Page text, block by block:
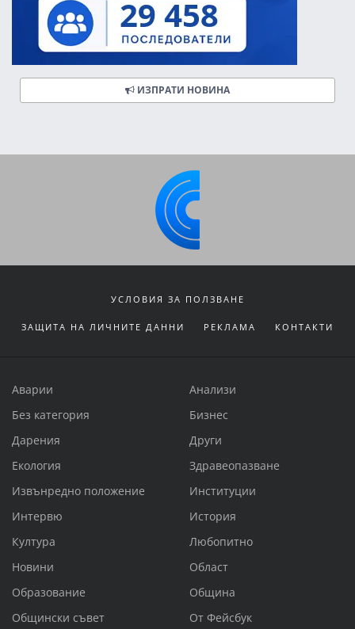
ИЗПРАТИ НОВИНА
УСЛОВИЯ ЗА ПОЛЗВАНЕ
ЗАЩИТА НА ЛИЧНИТЕ ДАННИ РЕКЛАМА КОНТАКТИ
Аварии
Анализи
Без категория
Бизнес
Дарения
Други
Екология
Здравеопазване
Извънредно положение
Институции
Интервю
История
Култура
Любопитно
Новини
Област
Образование
Община
Общински съвет
От Фейсбук